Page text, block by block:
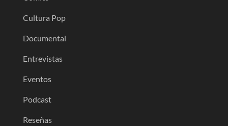
Cultura Pop
Documental
Entrevistas
Eventos
Podcast
Reseñas